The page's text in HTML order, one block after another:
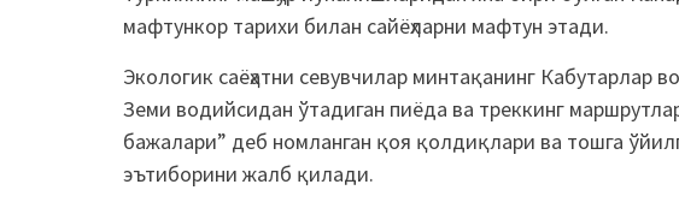
мафтункор тарихи билан сайёҳларни мафтун этади.
Экологик саёҳатни севувчилар минтақанинг Кабутарлар
Земи водийсидан ўтадиган пиёда ва треккинг
бажалари” деб номланган қоя қолдиқлари ва тошга
эътиборини жалб қилади.